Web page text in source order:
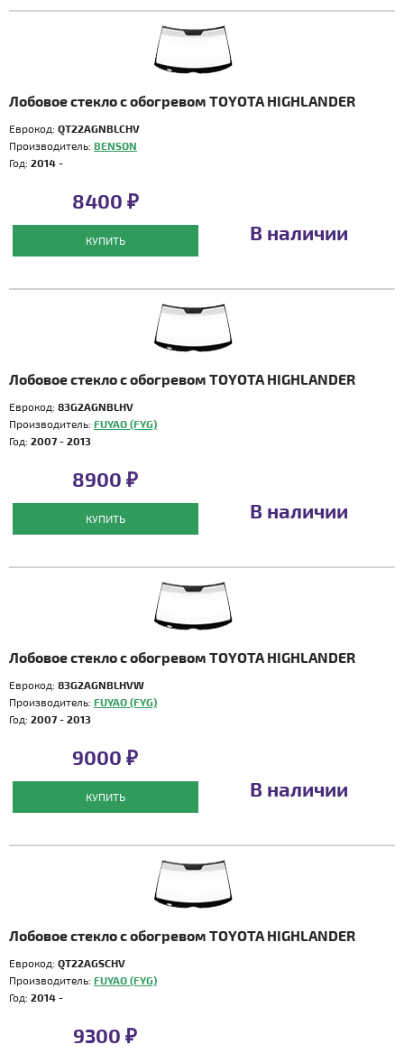
Лобовое стекло с обогревом TOYOTA HIGHLANDER
Еврокод: QT22AGNBLCHV
Производитель: BENSON
Год: 2014 -
8400 ₽
КУПИТЬ В наличии
Лобовое стекло с обогревом TOYOTA HIGHLANDER
Еврокод: 83G2AGNBLHV
Производитель: FUYAO (FYG)
Год: 2007 - 2013
8900 ₽
КУПИТЬ В наличии
Лобовое стекло с обогревом TOYOTA HIGHLANDER
Еврокод: 83G2AGNBLHVW
Производитель: FUYAO (FYG)
Год: 2007 - 2013
9000 ₽
КУПИТЬ В наличии
Лобовое стекло с обогревом TOYOTA HIGHLANDER
Еврокод: QT22AGSCHV
Производитель: FUYAO (FYG)
Год: 2014 -
9300 ₽